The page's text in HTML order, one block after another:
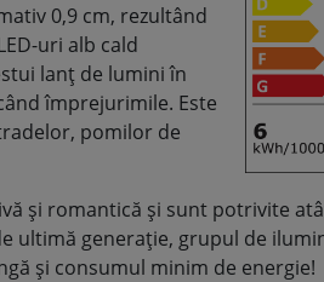
0,9 cm, rezultând
uri alb cald
lanț de lumini în
împrejurimile. Este
pomilor de
și romantică și sunt potrivite
ultimă generație, grupul de
și consumul minim de energie!